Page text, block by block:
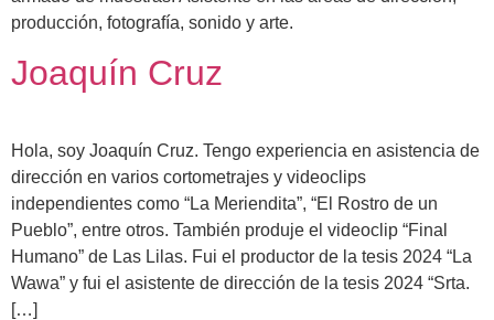
producción, fotografía, sonido y arte.
Joaquín Cruz
Hola, soy Joaquín Cruz. Tengo experiencia en asistencia de
dirección en varios cortometrajes y videoclips
independientes como “La Meriendita”, “El Rostro de un
Pueblo”, entre otros. También produje el videoclip “Final
Humano” de Las Lilas. Fui el productor de la tesis 2024 “La
Wawa” y fui el asistente de dirección de la tesis 2024 “Srta.
[…]